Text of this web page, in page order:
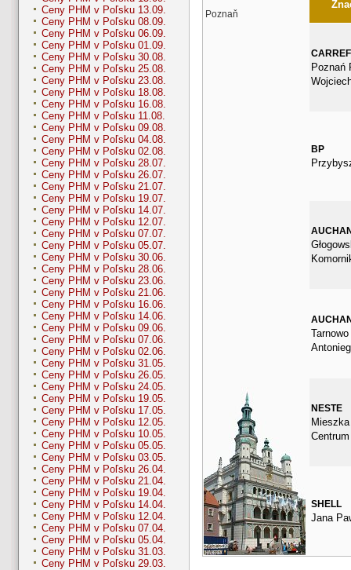
Ceny PHM v Poľsku 13.09.
Ceny PHM v Poľsku 08.09.
Ceny PHM v Poľsku 06.09.
Ceny PHM v Poľsku 01.09.
Ceny PHM v Poľsku 30.08.
Ceny PHM v Poľsku 25.08.
Ceny PHM v Poľsku 23.08.
Ceny PHM v Poľsku 18.08.
Ceny PHM v Poľsku 16.08.
Ceny PHM v Poľsku 11.08.
Ceny PHM v Poľsku 09.08.
Ceny PHM v Poľsku 04.08.
Ceny PHM v Poľsku 02.08.
Ceny PHM v Poľsku 28.07.
Ceny PHM v Poľsku 26.07.
Ceny PHM v Poľsku 21.07.
Ceny PHM v Poľsku 19.07.
Ceny PHM v Poľsku 14.07.
Ceny PHM v Poľsku 12.07.
Ceny PHM v Poľsku 07.07.
Ceny PHM v Poľsku 05.07.
Ceny PHM v Poľsku 30.06.
Ceny PHM v Poľsku 28.06.
Ceny PHM v Poľsku 23.06.
Ceny PHM v Poľsku 21.06.
Ceny PHM v Poľsku 16.06.
Ceny PHM v Poľsku 14.06.
Ceny PHM v Poľsku 09.06.
Ceny PHM v Poľsku 07.06.
Ceny PHM v Poľsku 02.06.
Ceny PHM v Poľsku 31.05.
Ceny PHM v Poľsku 26.05.
Ceny PHM v Poľsku 24.05.
Ceny PHM v Poľsku 19.05.
Ceny PHM v Poľsku 17.05.
Ceny PHM v Poľsku 12.05.
Ceny PHM v Poľsku 10.05.
Ceny PHM v Poľsku 05.05.
Ceny PHM v Poľsku 03.05.
Ceny PHM v Poľsku 26.04.
Ceny PHM v Poľsku 21.04.
Ceny PHM v Poľsku 19.04.
Ceny PHM v Poľsku 14.04.
Ceny PHM v Poľsku 12.04.
Ceny PHM v Poľsku 07.04.
Ceny PHM v Poľsku 05.04.
Ceny PHM v Poľsku 31.03.
Ceny PHM v Poľsku 29.03.
Poznaň
Poznań
BP
Tarnowo
NESTE
SHELL
Jana